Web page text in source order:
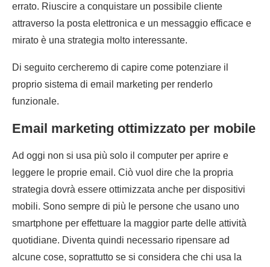
errato. Riuscire a conquistare un possibile cliente
attraverso la posta elettronica e un messaggio efficace e
mirato è una strategia molto interessante.
Di seguito cercheremo di capire come potenziare il
proprio sistema di email marketing per renderlo
funzionale.
Email marketing ottimizzato per mobile
Ad oggi non si usa più solo il computer per aprire e
leggere le proprie email. Ciò vuol dire che la propria
strategia dovrà essere ottimizzata anche per dispositivi
mobili. Sono sempre di più le persone che usano uno
smartphone per effettuare la maggior parte delle attività
quotidiane. Diventa quindi necessario ripensare ad
alcune cose, soprattutto se si considera che chi usa la